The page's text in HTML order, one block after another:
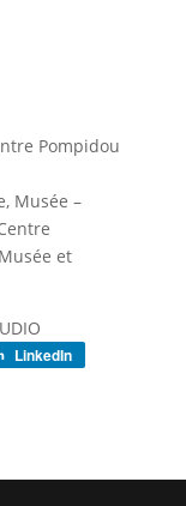
Pompidou
Musée –
et
LinkedIn